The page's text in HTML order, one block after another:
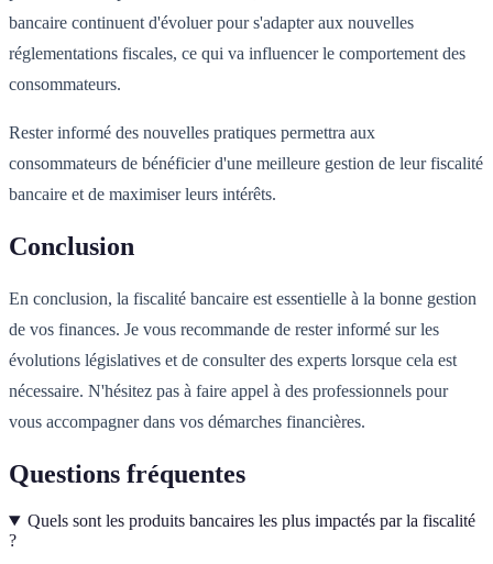
bancaire continuent d'évoluer pour s'adapter aux nouvelles
réglementations fiscales, ce qui va influencer le comportement des
consommateurs.
Rester informé des nouvelles pratiques permettra aux
consommateurs de bénéficier d'une meilleure gestion de leur fiscalité
bancaire et de maximiser leurs intérêts.
Conclusion
En conclusion, la fiscalité bancaire est essentielle à la bonne gestion
de vos finances. Je vous recommande de rester informé sur les
évolutions législatives et de consulter des experts lorsque cela est
nécessaire. N'hésitez pas à faire appel à des professionnels pour
vous accompagner dans vos démarches financières.
Questions fréquentes
Quels sont les produits bancaires les plus impactés par la fiscalité
?